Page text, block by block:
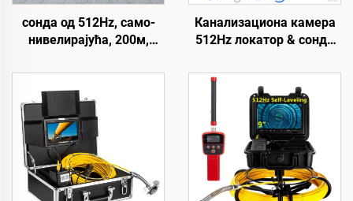
сонда од 512Hz, само-
нивелирајућа, 200м,
канализационе камере,
9 инчни екран,
водонепропусна камера
за видео инспекцију
цеви, цена фабрике
Канализациона камера
512Hz локатор & сонда
инча HD екран Фабричка
велепродаја
индустријска камера за
цеви Снимање видео
записа Ендоскоп